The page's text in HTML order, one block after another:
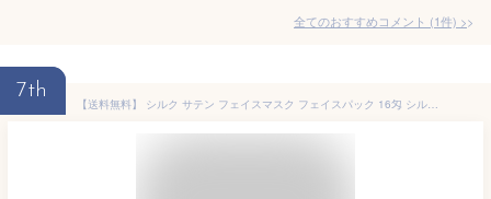
全てのおすすめコメント (1件) >
7th
【送料無料】 シルク サテン フェイスマスク フェイスパック 16匁 シルク100% フェイス マスク パック 保湿 潤い 美肌 美容 乾燥肌 年齢肌 素肌 スキンケア ハリ 透明感 肌質改善 乾燥対策 silk 睡眠 就寝 絹 シルク製 快眠 乾燥予防 洗える ナイトマスク